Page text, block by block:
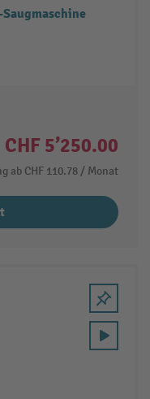
CHF 5’250.00
ab CHF 110.78 / Monat